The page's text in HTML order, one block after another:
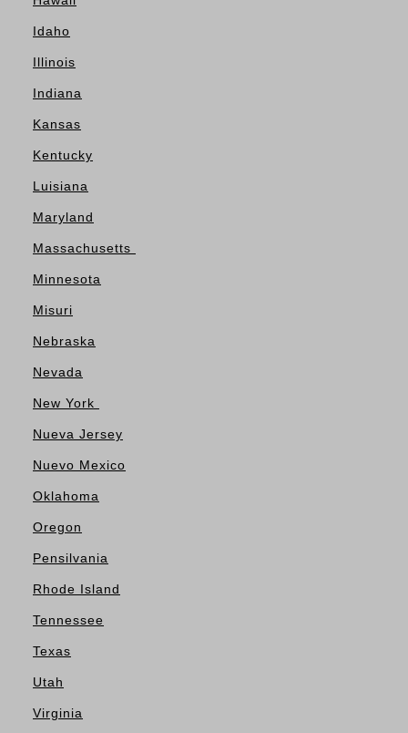
Idaho
Illinois
Indiana
Kansas
Kentucky
Luisiana
Maryland
Massachusetts
Minnesota
Misuri
Nebraska
Nevada
New York
Nueva Jersey
Nuevo Mexico
Oklahoma
Oregon
Pensilvania
Rhode Island
Tennessee
Texas
Utah
Virginia